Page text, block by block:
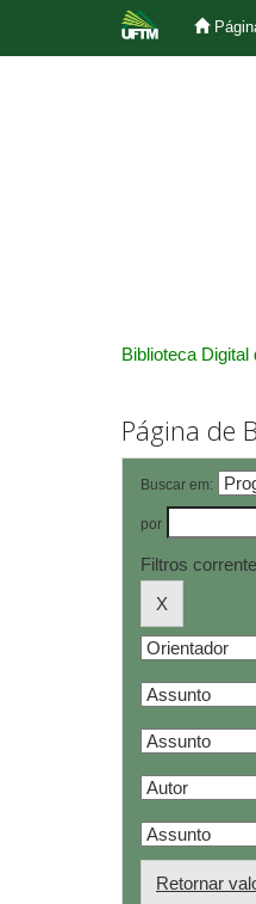
Biblioteca
Página de
Buscar em:
por
Filtros
Retornar